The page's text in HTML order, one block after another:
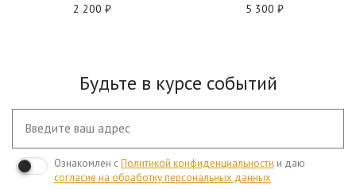
2 200 ₽ 5 300 ₽
Будьте в курсе событий
Ознакомлен сПолитикой конфиденциальности и даю
согласие на обработку персональных данных